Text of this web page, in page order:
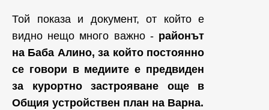
Той показа и документ, от който е
видно нещо много важно - районът
на Баба Алино, за който постоянно
се говори в медиите е предвиден
за курортно застрояване още в
Общия устройствен план на Варна.